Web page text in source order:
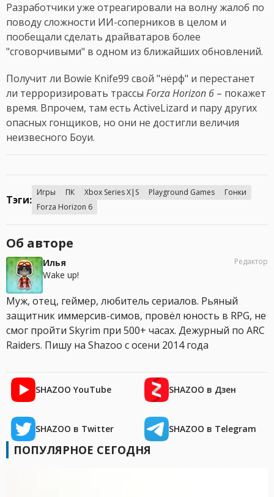
Разработчики уже отреагировали на волну жалоб по
поводу сложности ИИ-соперников в целом и
пообещали сделать драйватаров более
"сговорчивыми" в одном из ближайших обновлений.
Получит ли Bowie Knife99 свой "нёрф" и перестанет
ли терроризировать трассы Forza Horizon 6 – покажет
время. Впрочем, там есть ActiveLizard и пару других
опасных гонщиков, но они не достигли величия
неизвесного Боуи.
Тэги:
Игры ПК Xbox Series X|S Playground Games
Гонки
Forza Horizon 6
Об авторе
Илья
Wake up!
Редактор
Муж, отец, геймер, любитель сериалов. Рьяный
защитник иммерсив-симов, провёл юность в RPG, не
смог пройти Skyrim при 500+ часах. Дежурный по ARC
Raiders. Пишу на Shazoo с осени 2014 года
SHAZOO YouTube SHAZOO в Дзен
SHAZOO в Twitter SHAZOO в Telegram
ПОПУЛЯРНОЕ СЕГОДНЯ